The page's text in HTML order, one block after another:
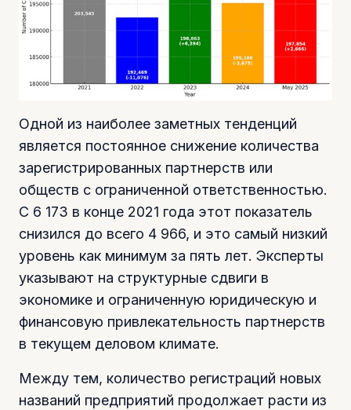
Одной из наиболее заметных тенденций
является постоянное снижение количества
зарегистрированных партнерств или
обществ с ограниченной ответственностью.
С 6 173 в конце 2021 года этот показатель
снизился до всего 4 966, и это самый низкий
уровень как минимум за пять лет. Эксперты
указывают на структурные сдвиги в
экономике и ограниченную юридическую и
финансовую привлекательность партнерств
в текущем деловом климате.
Между тем, количество регистраций новых
названий предприятий продолжает расти из